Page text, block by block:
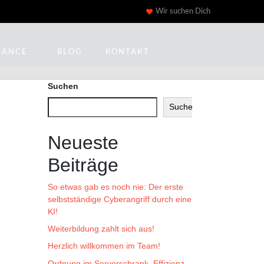
Wir suchen Dich
BLOG KONTAKT
Suchen
Suchen
Neueste
Beiträge
So etwas gab es noch nie: Der erste
selbstständige Cyberangriff durch eine
KI!
Weiterbildung zahlt sich aus!
Herzlich willkommen im Team!